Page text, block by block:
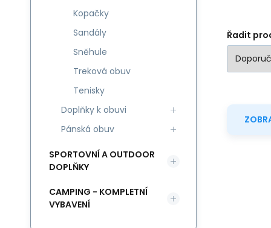
Řadit
Kopačky
Sandály
Sněhule
Treková obuv
Tenisky
Doplňky k obuvi
Pánská obuv
SPORTOVNÍ A OUTDOOR
DOPLŇKY
CAMPING - KOMPLETNÍ
VYBAVENÍ